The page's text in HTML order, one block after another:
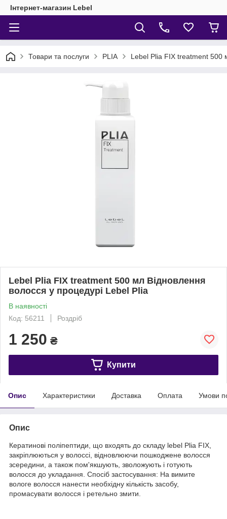
Інтернет-магазин Lebel
Товари та послуги PLIA Lebel Plia FIX treatment 500
Lebel Plia FIX treatment 500 мл Відновлення
волосся у процедурі Lebel Plia
В наявності
Код: 56211
Роздріб
1 250 ₴
Купити
Опис Характеристики Доставка Оплата Умови
Опис
Кератинові поліпептиди, що входять до складу lebel Plia FIX,
закріплюються у волоссі, відновлюючи пошкоджене волосся
зсередини, а також пом'якшують, зволожують і готують
волосся до укладання. Спосіб застосування: На вимите
вологе волосся нанести необхідну кількість засобу,
промасувати волосся і ретельно змити.